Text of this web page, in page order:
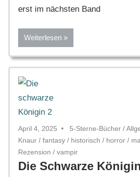
erst im nächsten Band
Weiterlesen
April 4, 2025 5-Sterne-Bücher /
Knaur / fantasy / historisch / horror /
Rezension / vampir
Die Schwarze